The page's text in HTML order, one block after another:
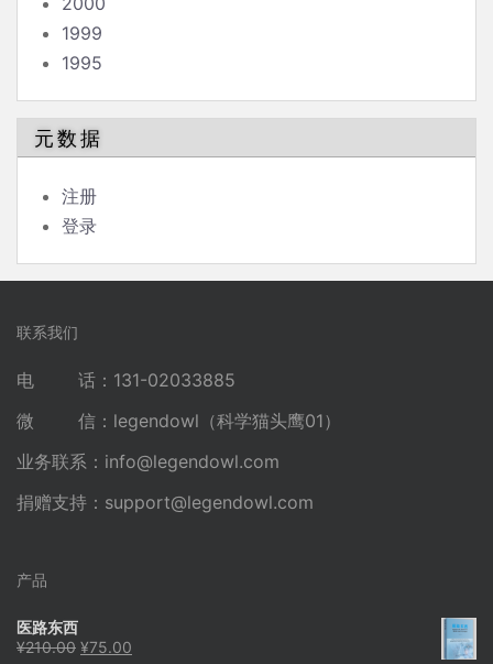
1999
1995
元数据
注册
登录
联系我们
电 话：131-02033885
微 信：legendowl（科学猫头鹰01）
业务联系： info@legendowl.com
捐赠支持： support@legendowl.com
产品
医路东西
¥210.00 原
¥75.00